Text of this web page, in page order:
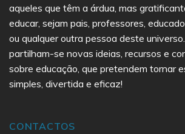
aqueles que têm a árdua, mas
educar, sejam pais, professores,
ou qualquer outra pessoa deste
partilham-se novas ideias, recursos e
sobre educação, que pretendem tornar
simples, divertida e eficaz!
CONTACTOS